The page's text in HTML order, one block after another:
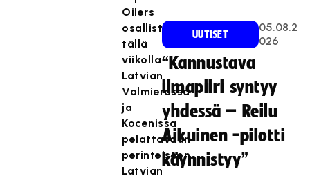
Oilers
osallistuvat
tällä
viikolla
Latvian
Valmierassa
ja
Kocenissa
pelattavaan
perinteiseen
Latvian
UUTISET
05.08.2
026
“Kannustava
ilmapiiri syntyy
yhdessä – Reilu
Aikuinen -pilotti
käynnistyy”